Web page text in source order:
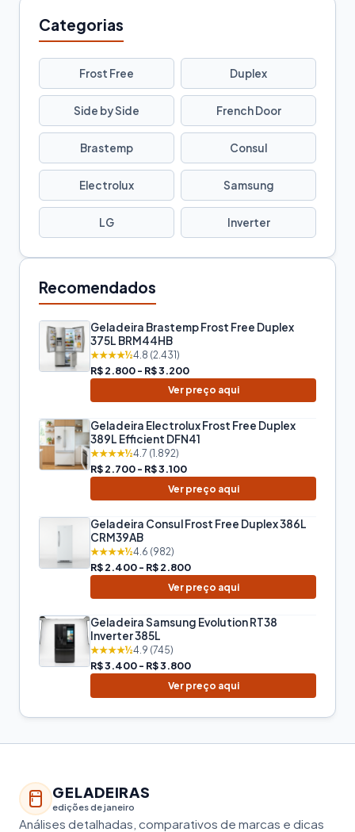
Categorias
Frost Free Duplex
Side by Side French Door
Brastemp Consul
Electrolux Samsung
LG Inverter
Recomendados
Geladeira Brastemp Frost Free Duplex
375L BRM44HB
★★★★½4.8 (2.431)
R$ 2.800 - R$ 3.200
Ver preço aqui
Geladeira Electrolux Frost Free Duplex
389L Efficient DFN41
★★★★½4.7 (1.892)
R$ 2.700 - R$ 3.100
Ver preço aqui
Geladeira Consul Frost Free Duplex 386L
CRM39AB
★★★★½4.6 (982)
R$ 2.400 - R$ 2.800
Ver preço aqui
Geladeira Samsung Evolution RT38
Inverter 385L
★★★★½4.9 (745)
R$ 3.400 - R$ 3.800
Ver preço aqui
GELADEIRAS
edições de janeiro
Análises detalhadas, comparativos de marcas e dicas